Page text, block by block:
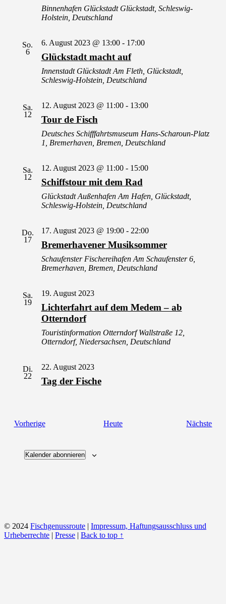
Binnenhafen Glückstadt Glückstadt, Schleswig-
Holstein, Deutschland
So.
6
6. August 2023 @ 13:00- 17:00
Glückstadt macht auf
Innenstadt GlückstadtAm Fleth, Glückstadt,
Schleswig-Holstein, Deutschland
Sa.
12
12. August 2023 @ 11:00- 13:00
Tour de Fisch
Deutsches Schifffahrtsmuseum Hans-Scharoun-Platz
1, Bremerhaven, Bremen, Deutschland
Sa.
12
12. August 2023 @ 11:00- 15:00
Schiffstour mit dem Rad
Glückstadt Außenhafen Am Hafen, Glückstadt,
Schleswig-Holstein, Deutschland
Do.
17
17. August 2023 @ 19:00- 22:00
Bremerhavener Musiksommer
Schaufenster Fischereihafen Am Schaufenster 6,
Bremerhaven, Bremen, Deutschland
Sa.
19
19. August 2023
Lichterfahrt auf dem Medem – ab
Otterndorf
Touristinformation OtterndorfWallstraße 12,
Otterndorf, Niedersachsen, Deutschland
Di.
22
22. August 2023
Tag der Fische
VorherigeVeranstaltungen Heute Nächste
Kalender abonnieren
© 2024 Fischgenussroute | Impressum, Haftungsausschluss und
Urheberrechte | Presse | Back to top ↑